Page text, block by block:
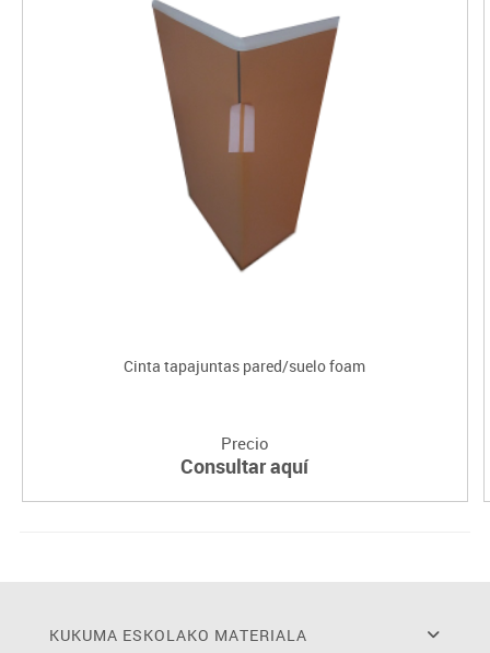
Cinta tapajuntas pared/suelo foam
Precio
Consultar aquí
KUKUMA ESKOLAKO MATERIALA